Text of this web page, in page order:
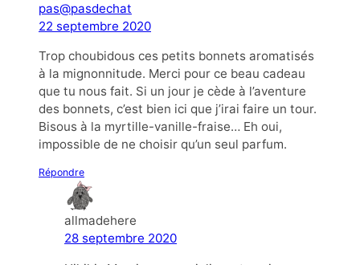
pas@pasdechat
22 septembre 2020
Trop choubidous ces petits bonnets aromatisés
à la mignonnitude. Merci pour ce beau cadeau
que tu nous fait. Si un jour je cède à l’aventure
des bonnets, c’est bien ici que j’irai faire un tour.
Bisous à la myrtille-vanille-fraise… Eh oui,
impossible de ne choisir qu’un seul parfum.
Répondre
allmadehere
28 septembre 2020